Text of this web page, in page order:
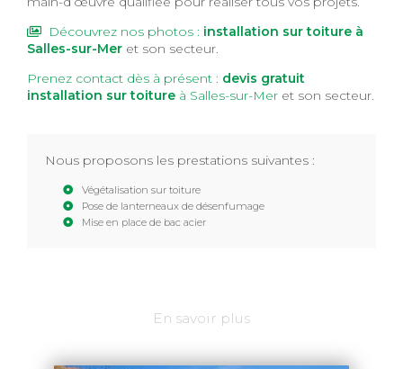
Découvrez nos photos : installation sur toiture à
Salles-sur-Mer et son secteur.
Prenez contact dès à présent : devis gratuit
installation sur toiture à Salles-sur-Mer et son secteur.
Nous proposons les prestations suivantes :
Végétalisation sur toiture
Pose de lanterneaux de désenfumage
Mise en place de bac acier
En savoir plus